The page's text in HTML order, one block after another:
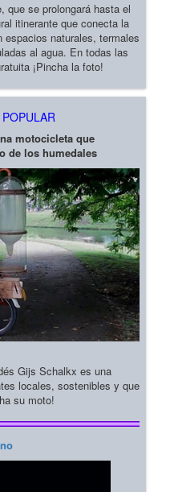
se prolongará hasta el
itinerante que conecta la
naturales, termales
al agua. En todas las
¡Pincha la foto!
motocicleta que
de los humedales
Gijs Schalkx es una
locales, sostenibles y que
su moto!